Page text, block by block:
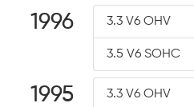
1996 3.3 V6 OHV
3.5 V6 SOHC
1995 3.3 V6 OHV